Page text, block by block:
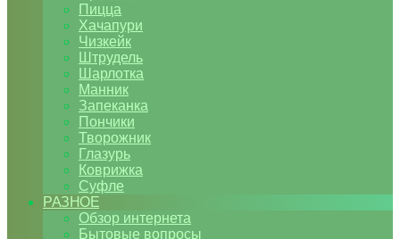
Пицца
Хачапури
Чизкейк
Штрудель
Шарлотка
Манник
Запеканка
Пончики
Творожник
Глазурь
Коврижка
Суфле
РАЗНОЕ
Обзор интернета
Бытовые вопросы